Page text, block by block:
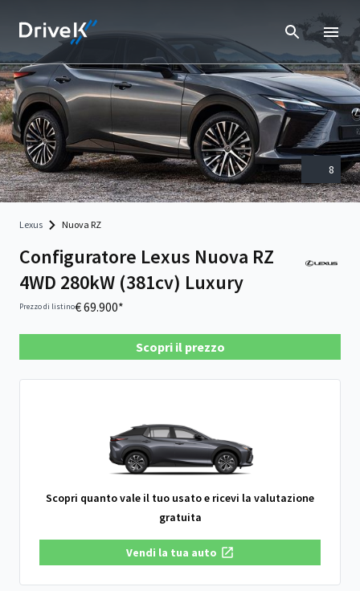
8
Lexus Nuova RZ
Configuratore Lexus Nuova RZ
4WD 280kW (381cv) Luxury
Prezzo di listino€ 69.900*
Scopri il prezzo
Scopri quanto vale il tuo usato e ricevi la valutazione
gratuita
Vendi la tua auto